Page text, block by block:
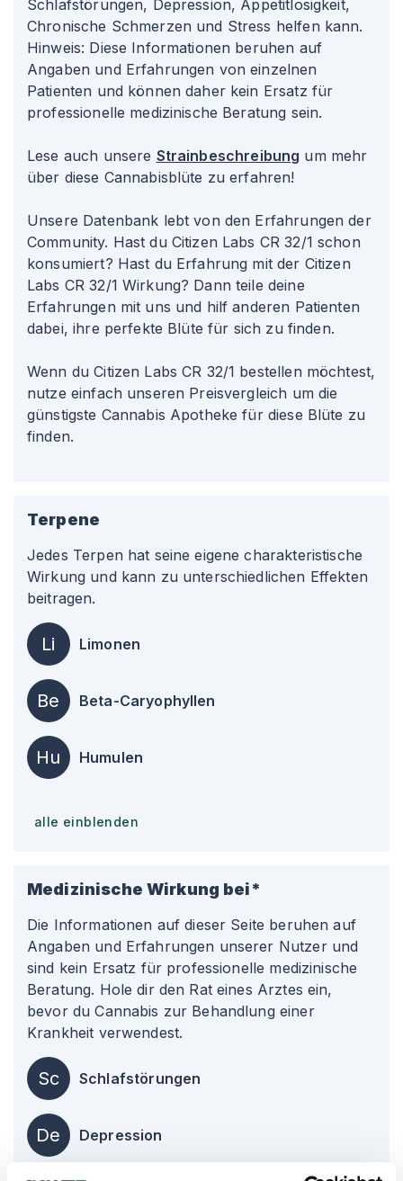
Schlafstörungen, Depression, Appetitlosigkeit,
Chronische Schmerzen und Stress helfen kann.
Hinweis: Diese Informationen beruhen auf
Angaben und Erfahrungen von einzelnen
Patienten und können daher kein Ersatz für
professionelle medizinische Beratung sein.
Lese auch unsere Strainbeschreibung um mehr
über diese Cannabisblüte zu erfahren!
Unsere Datenbank lebt von den Erfahrungen der
Community. Hast du Citizen Labs CR 32/1 schon
konsumiert? Hast du Erfahrung mit der Citizen
Labs CR 32/1 Wirkung? Dann teile deine
Erfahrungen mit uns und hilf anderen Patienten
dabei, ihre perfekte Blüte für sich zu finden.
Wenn du Citizen Labs CR 32/1 bestellen möchtest,
nutze einfach unseren Preisvergleich um die
günstigste Cannabis Apotheke für diese Blüte zu
finden.
Terpene
Jedes Terpen hat seine eigene charakteristische
Wirkung und kann zu unterschiedlichen Effekten
beitragen.
Li Limonen
Be Beta-Caryophyllen
Hu Humulen
alle einblenden
Medizinische Wirkung bei*
Die Informationen auf dieser Seite beruhen auf
Angaben und Erfahrungen unserer Nutzer und
sind kein Ersatz für professionelle medizinische
Beratung. Hole dir den Rat eines Arztes ein,
bevor du Cannabis zur Behandlung einer
Krankheit verwendest.
Sc Schlafstörungen
De Depression